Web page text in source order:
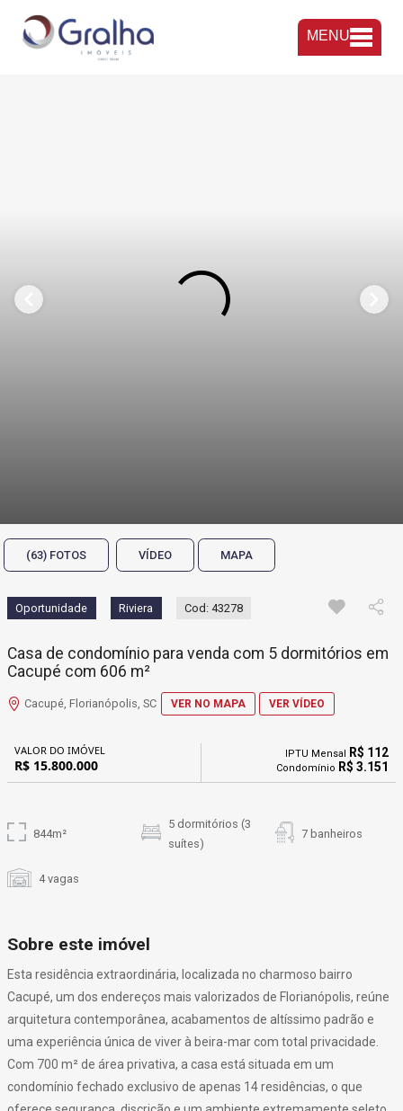
MENU
(63) FOTOS VÍDEO MAPA
Oportunidade Riviera Cod: 43278
Casa de condomínio para venda com 5 dormitórios em
Cacupé com 606 m²
Cacupé, Florianópolis, SC VER NO MAPA VER VÍDEO
VALOR DO IMÓVEL
R$ 15.800.000
IPTU Mensal R$ 112
Condomínio R$ 3.151
844m²
5 dormitórios (3
suítes)
7 banheiros
4 vagas
Sobre este imóvel
Esta residência extraordinária, localizada no charmoso bairro
Cacupé, um dos endereços mais valorizados de Florianópolis, reúne
arquitetura contemporânea, acabamentos de altíssimo padrão e
uma experiência única de viver à beira-mar com total privacidade.
Com 700 m² de área privativa, a casa está situada em um
condomínio fechado exclusivo de apenas 14 residências, o que